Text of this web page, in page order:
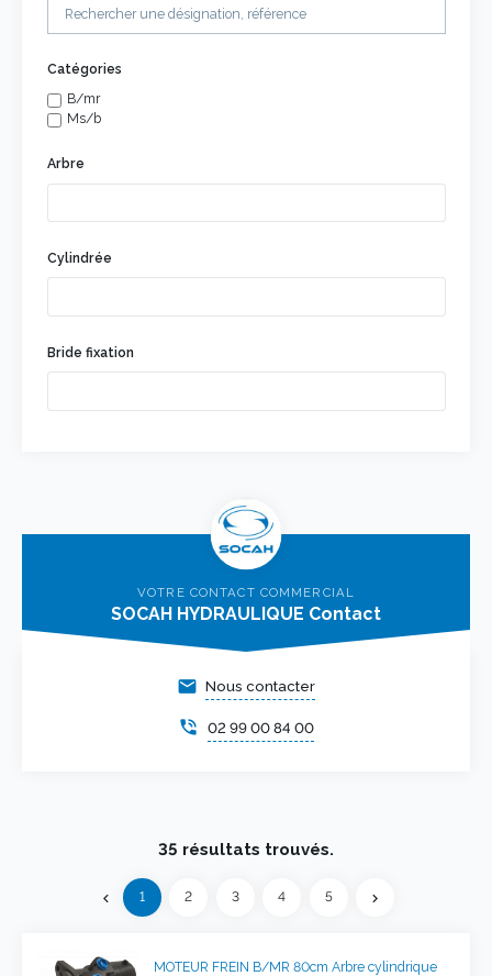
Catégories
B/mr
Ms/b
Arbre
Cylindrée
Bride fixation
VOTRE CONTACT COMMERCIAL
SOCAH HYDRAULIQUE Contact
email Nous contacter
phone_in_talk 02 99 00 84 00
35 résultats trouvés.
chevron_left Précédent
1 2 3 4 5 chevron_rightSuivant
MOTEUR FREIN B/MR 80cm Arbre cylindrique